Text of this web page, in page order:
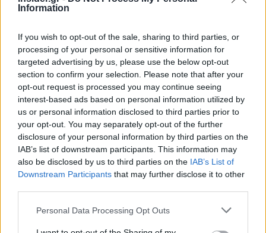
Information
If you wish to opt-out of the sale, sharing to third parties, or
processing of your personal or sensitive information for
targeted advertising by us, please use the below opt-out
section to confirm your selection. Please note that after your
opt-out request is processed you may continue seeing
interest-based ads based on personal information utilized by
us or personal information disclosed to third parties prior to
your opt-out. You may separately opt-out of the further
disclosure of your personal information by third parties on the
IAB’s list of downstream participants. This information may
also be disclosed by us to third parties on the IAB’s List of
Downstream Participants that may further disclose it to other
Please note that this website/app uses one or more Google
Personal Data Processing Opt Outs
δική της πλευρά της Ιστορικής Εμπορικής
Συμφωνίας», τόνισε ο Τραμπ σε ανάρτησή του
αναφερόμενος στην εμπορική συμφωνία που
συνήφθη τον περασμένο Ιούλιο και προβλέπει
ανώτατο όριο δασμών 15% για τα περισσότερα
ευρωπαϊκά προϊόντα. «Συμφώνησα να της δώσω
προθεσμία έως τα 250ά γενέθλια της χώρας μας,
δυστυχώς όμως οι δασμοί θα αυξηθούν αμέσως
μετά σε πολύ υψηλότερα επίπεδα», πρόσθεσε.
Ακολουθήστε τοinsider.gr στο Google Newsκαι μάθετε
πρώτοι όλες τις ειδήσεις από την Ελλάδα και τον κόσμο.